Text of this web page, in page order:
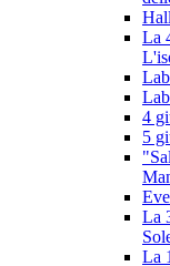
La
4
5
La
La